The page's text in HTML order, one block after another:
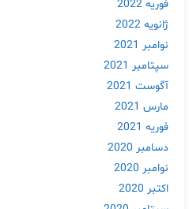
فوریه 2022
ژانویه 2022
نوامبر 2021
سپتامبر 2021
آگوست 2021
مارس 2021
فوریه 2021
دسامبر 2020
نوامبر 2020
اکتبر 2020